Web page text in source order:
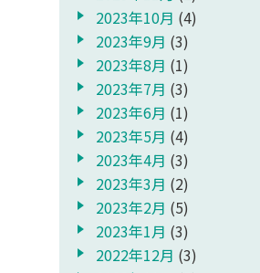
2023年10月 (4)
2023年9月 (3)
2023年8月 (1)
2023年7月 (3)
2023年6月 (1)
2023年5月 (4)
2023年4月 (3)
2023年3月 (2)
2023年2月 (5)
2023年1月 (3)
2022年12月 (3)